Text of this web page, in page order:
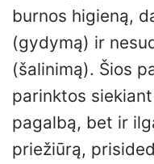
burnos higieną,
(gydymą) ir
(šalinimą). Šios
parinktos
pagalbą, bet ir
priežiūrą,